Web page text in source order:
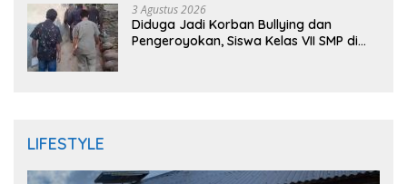
3 Agustus 2026
Diduga Jadi Korban Bullying dan
Pengeroyokan, Siswa Kelas VII SMP di
LIFESTYLE